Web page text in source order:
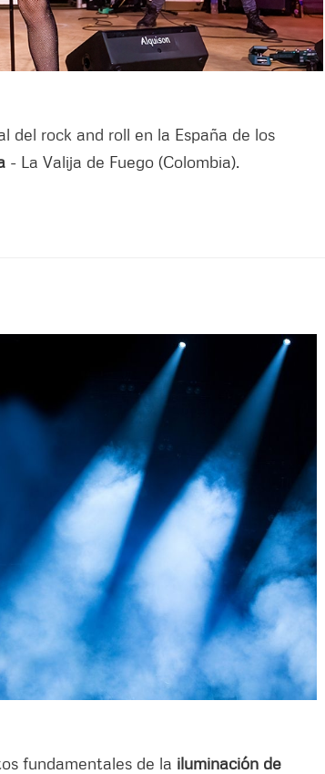
del rock and roll en la España de los
- La Valija de Fuego (Colombia).
fundamentales de la iluminación de